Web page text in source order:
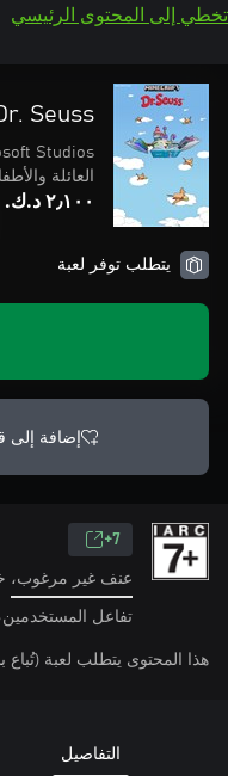
تخطي إلى المحتوى الرئيسي
Seuss
Studios
العائلة
٢٫١٠٠ د.ك.‏
يتطلب توفر لعبة
إضافة إلى
7+
عنف غير مرغوب،
تفاعل
هذا المحتوى يتطلب لعبة
التفاصيل